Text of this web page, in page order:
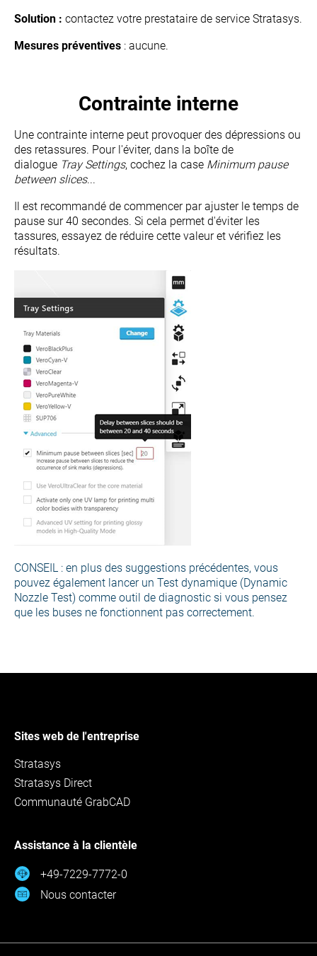
Solution : contactez votre prestataire de service Stratasys.
Mesures préventives : aucune.
Contrainte interne
Une contrainte interne peut provoquer des dépressions ou
des retassures. Pour l'éviter, dans la boîte de
dialogue Tray Settings, cochez la case Minimum pause
between slices...
Il est recommandé de commencer par ajuster le temps de
pause sur 40 secondes. Si cela permet d'éviter les
tassures, essayez de réduire cette valeur et vérifiez les
résultats.
CONSEIL : en plus des suggestions précédentes, vous
pouvez également lancer un Test dynamique (Dynamic
Nozzle Test) comme outil de diagnostic si vous pensez
que les buses ne fonctionnent pas correctement.
Sites web de l'entreprise
Stratasys
Stratasys Direct
Communauté GrabCAD
Assistance à la clientèle
+49-7229-7772-0
Nous contacter